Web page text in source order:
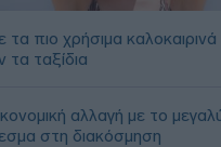
τα πιο χρήσιμα
τα ταξίδια
αλλαγή με το
στη διακόσμηση